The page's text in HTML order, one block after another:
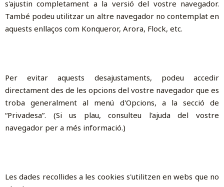
s'ajustin completament a la versió del vostre navegador.
També podeu utilitzar un altre navegador no contemplat en
aquests enllaços com Konqueror, Arora, Flock, etc.
Per evitar aquests desajustaments, podeu accedir
directament des de les opcions del vostre navegador que es
troba generalment al menú d'Opcions, a la secció de
“Privadesa”. (Si us plau, consulteu l'ajuda del vostre
navegador per a més informació.)
Les dades recollides a les cookies s'utilitzen en webs que no